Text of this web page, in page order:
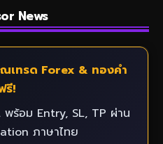
News
เทรด Forex & ทองคำ
รี!
ร้อม Entry, SL, TP ผ่าน
ภาษาไทย